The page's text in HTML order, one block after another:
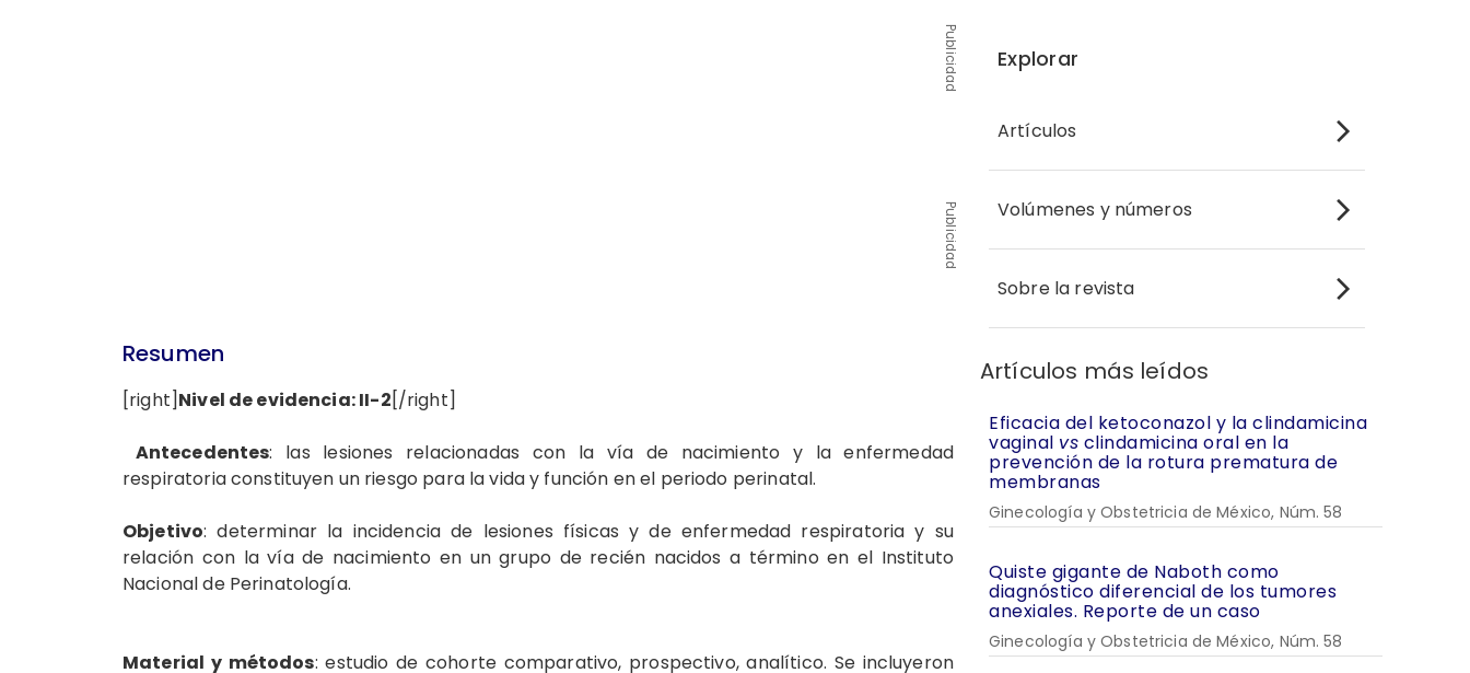
Publicidad
Publicidad
Resumen
[right]Nivel de evidencia: II-2[/right]
Antecedentes: las lesiones relacionadas con la vía de nacimiento y la enfermedad
respiratoria constituyen un riesgo para la vida y función en el periodo perinatal.
Objetivo: determinar la incidencia de lesiones físicas y de enfermedad respiratoria y su
relación con la vía de nacimiento en un grupo de recién nacidos a término en el Instituto
Nacional de Perinatología.
Material y métodos: estudio de cohorte comparativo, prospectivo, analítico. Se incluyeron
Explorar
Artículos
Volúmenes y números
Sobre la revista
Artículos más leídos
Eficacia del ketoconazol y la clindamicina
vaginal vs clindamicina oral en la
prevención de la rotura prematura de
membranas
Ginecología y Obstetricia de México, Núm. 58
Quiste gigante de Naboth como
diagnóstico diferencial de los tumores
anexiales. Reporte de un caso
Ginecología y Obstetricia de México, Núm. 58